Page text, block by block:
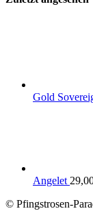
Gold
Angelet
© Pfingstrosen-